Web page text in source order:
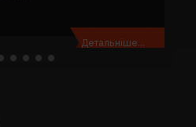
Детальніше...